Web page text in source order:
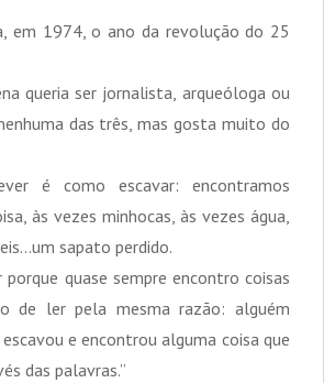
em 1974, o ano da revolução do 25
queria ser jornalista, arqueóloga ou
das três, mas gosta muito do
é como escavar: encontramos
às vezes minhocas, às vezes água,
sapato perdido.
quase sempre encontro coisas
de ler pela mesma razão: alguém
e encontrou alguma coisa que
das palavras.”